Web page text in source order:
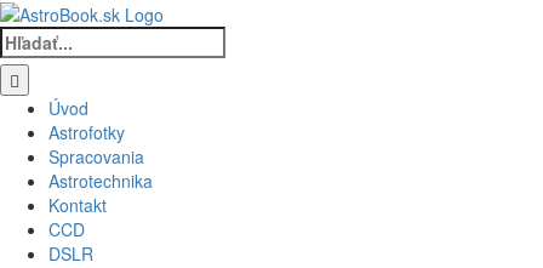
Skip
to
content
Hľadať:
Úvod
Astrofotky
Spracovania
Astrotechnika
Kontakt
CCD
DSLR